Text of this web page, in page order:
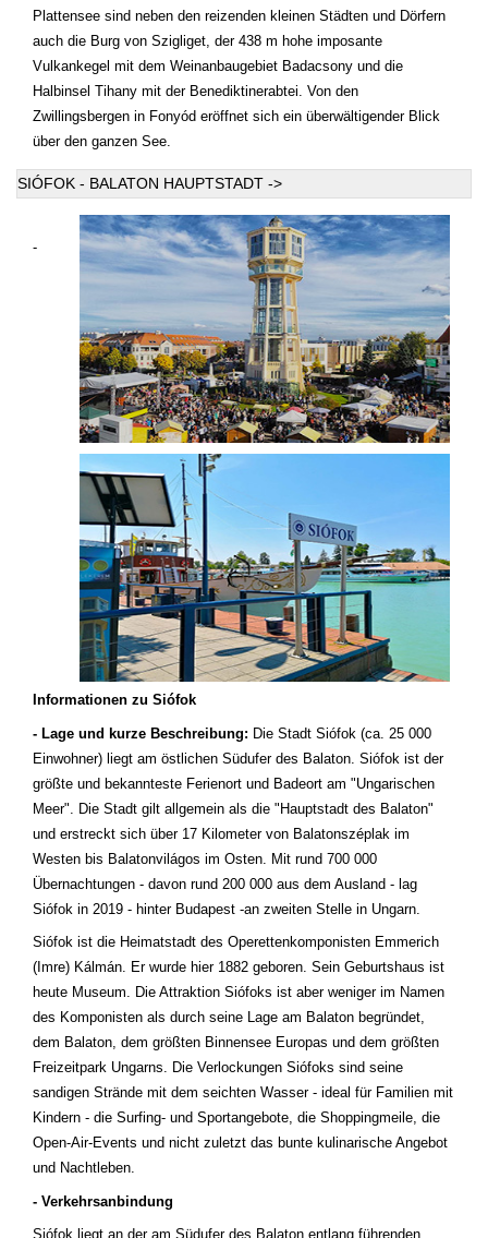
Plattensee sind neben den reizenden kleinen Städten und Dörfern
auch die Burg von Szigliget, der 438 m hohe imposante
Vulkankegel mit dem Weinanbaugebiet Badacsony und die
Halbinsel Tihany mit der Benediktinerabtei. Von den
Zwillingsbergen in Fonyód eröffnet sich ein überwältigender Blick
über den ganzen See.
SIÓFOK - BALATON HAUPTSTADT ->
-
Informationen zu Siófok
- Lage und kurze Beschreibung: Die Stadt Siófok (ca. 25 000
Einwohner) liegt am östlichen Südufer des Balaton. Siófok ist der
größte und bekannteste Ferienort und Badeort am "Ungarischen
Meer". Die Stadt gilt allgemein als die "Hauptstadt des Balaton"
und erstreckt sich über 17 Kilometer von Balatonszéplak im
Westen bis Balatonvilágos im Osten. Mit rund 700 000
Übernachtungen - davon rund 200 000 aus dem Ausland - lag
Siófok in 2019 - hinter Budapest -an zweiten Stelle in Ungarn.
Siófok ist die Heimatstadt des Operettenkomponisten Emmerich
(Imre) Kálmán. Er wurde hier 1882 geboren. Sein Geburtshaus ist
heute Museum. Die Attraktion Siófoks ist aber weniger im Namen
des Komponisten als durch seine Lage am Balaton begründet,
dem Balaton, dem größten Binnensee Europas und dem größten
Freizeitpark Ungarns. Die Verlockungen Siófoks sind seine
sandigen Strände mit dem seichten Wasser - ideal für Familien mit
Kindern - die Surfing- und Sportangebote, die Shoppingmeile, die
Open-Air-Events und nicht zuletzt das bunte kulinarische Angebot
und Nachtleben.
- Verkehrsanbindung
Siófok liegt an der am Südufer des Balaton entlang führenden